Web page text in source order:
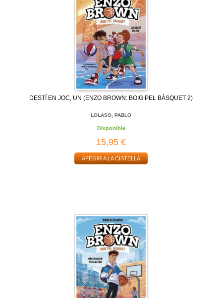
DESTÍ EN JOC, UN (ENZO BROWN: BOIG PEL BÀSQUET 2)
LOLASO, PABLO
Disponible
15,95 €
AFEGIR A LA CISTELLA